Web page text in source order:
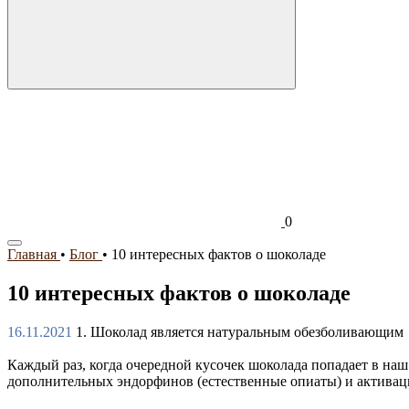
0
Главная • Блог • 10 интересных фактов о шоколаде
10 интересных фактов о шоколаде
16.11.2021 1. Шоколад является натуральным обезболивающим
Каждый раз, когда очередной кусочек шоколада попадает в
дополнительных эндорфинов (естественные опиаты) и